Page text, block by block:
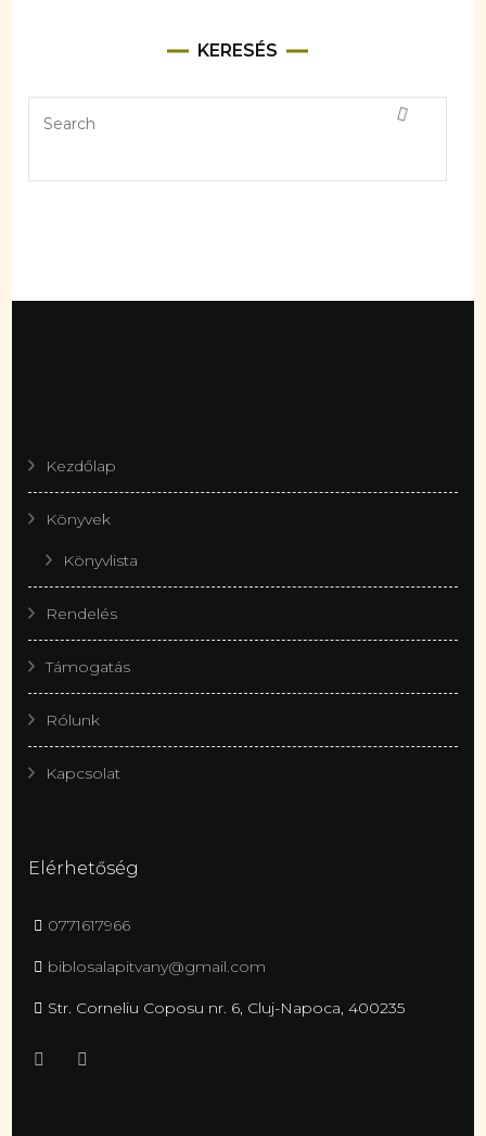
KERESÉS
Kezdőlap
Könyvek
Könyvlista
Rendelés
Támogatás
Rólunk
Kapcsolat
Elérhetőség
0771617966
biblosalapitvany@gmail.com
Str. Corneliu Coposu nr. 6, Cluj-Napoca, 400235